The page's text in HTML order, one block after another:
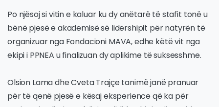
Po njësoj si vitin e kaluar ku dy anëtarë të stafit tonë u
bënë pjesë e akademisë së lidershipit për natyrën të
organizuar nga Fondacioni MAVA, edhe këtë vit nga
ekipi i PPNEA u finalizuan dy aplikime të suksesshme.
Olsion Lama dhe Cveta Trajçe tanimë janë pranuar
për të qenë pjesë e kësaj eksperience që ka për